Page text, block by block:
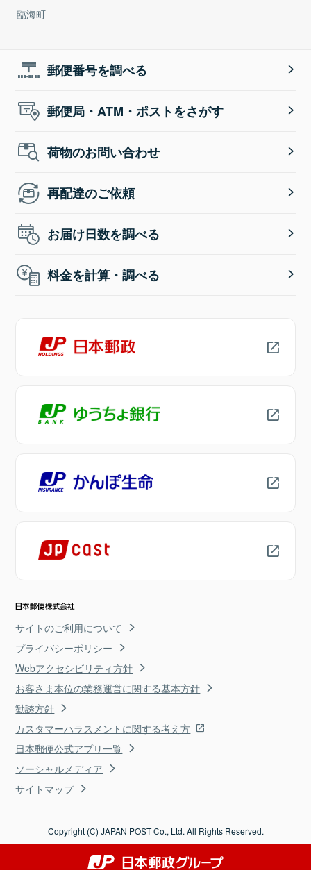
臨海町
郵便番号を調べる
郵便局・ATM・ポストをさがす
荷物のお問い合わせ
再配達のご依頼
お届け日数を調べる
料金を計算・調べる
サイトのご利用について
プライバシーポリシー
Webアクセシビリティ方針
お客さま本位の業務運営に関する基本方針
勧誘方針
カスタマーハラスメントに関する考え方
日本郵便公式アプリ一覧
ソーシャルメディア
サイトマップ
Copyright (C) JAPAN POST Co., Ltd. All Rights Reserved.